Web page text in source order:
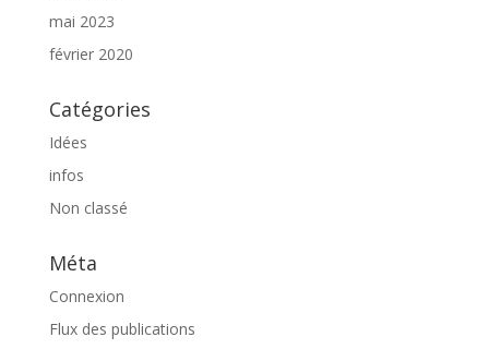
mai 2023
février 2020
Catégories
Idées
infos
Non classé
Méta
Connexion
Flux des publications